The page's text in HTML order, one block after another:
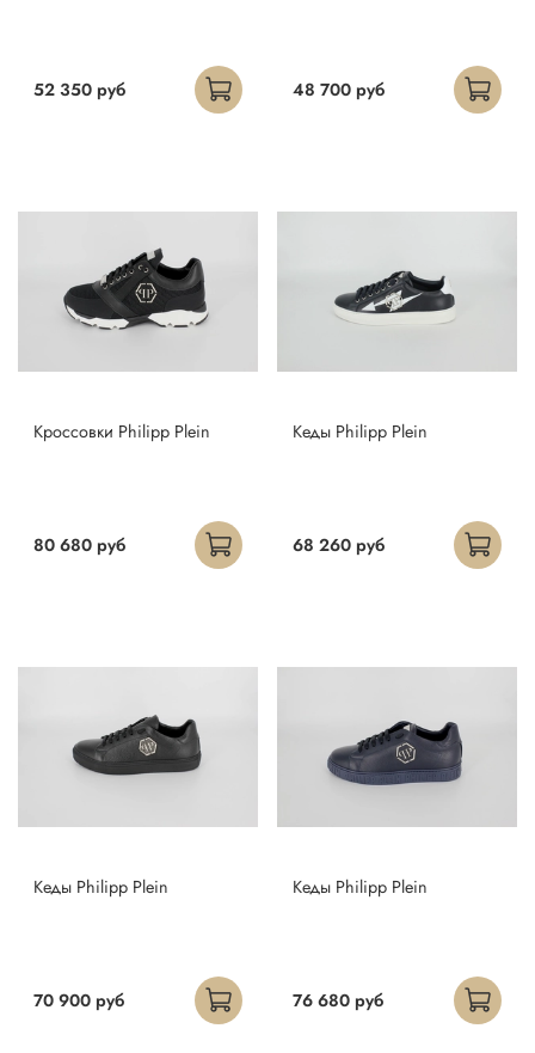
52 350 руб 48 700 руб
Кроссовки Philipp Plein
80 680 руб
Кеды Philipp Plein
68 260 руб
Кеды Philipp Plein
70 900 руб
Кеды Philipp Plein
76 680 руб